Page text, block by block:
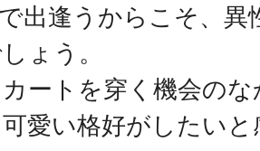
出逢うからこそ、
ょう。
ートを穿く機会の
可愛い格好がしたい